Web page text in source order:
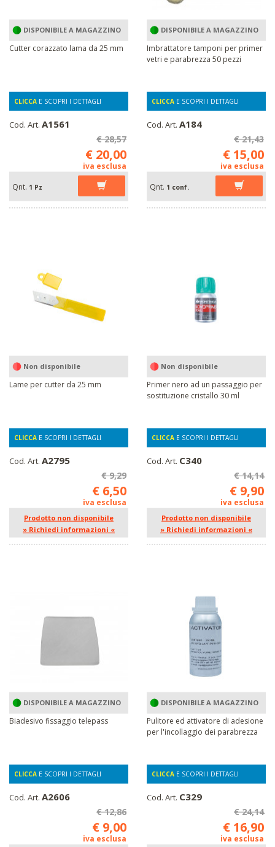
DISPONIBILE A MAGAZZINO
Cutter corazzato lama da 25 mm
CLICCA E SCOPRI I DETTAGLI
Cod. Art. A1561
€ 28,57
€ 20,00
iva esclusa
Qnt. 1 Pz
DISPONIBILE A MAGAZZINO
Imbrattatore tamponi per primer
vetri e parabrezza 50 pezzi
CLICCA E SCOPRI I DETTAGLI
Cod. Art. A184
€ 21,43
€ 15,00
iva esclusa
Qnt. 1 conf.
Non disponibile
Lame per cutter da 25 mm
CLICCA E SCOPRI I DETTAGLI
Cod. Art. A2795
€ 9,29
€ 6,50
iva esclusa
Prodotto non disponibile
» Richiedi informazioni «
Non disponibile
Primer nero ad un passaggio per
sostituzione cristallo 30 ml
CLICCA E SCOPRI I DETTAGLI
Cod. Art. C340
€ 14,14
€ 9,90
iva esclusa
Prodotto non disponibile
» Richiedi informazioni «
DISPONIBILE A MAGAZZINO
Biadesivo fissaggio telepass
CLICCA E SCOPRI I DETTAGLI
Cod. Art. A2606
€ 12,86
€ 9,00
iva esclusa
DISPONIBILE A MAGAZZINO
Pulitore ed attivatore di adesione
per l'incollaggio dei parabrezza
CLICCA E SCOPRI I DETTAGLI
Cod. Art. C329
€ 24,14
€ 16,90
iva esclusa